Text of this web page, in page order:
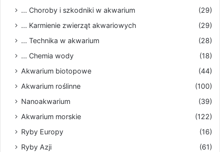
... Choroby i szkodniki w akwarium
(29)
... Karmienie zwierząt akwariowych
(29)
... Technika w akwarium
(28)
... Chemia wody
(18)
Akwarium biotopowe
(44)
Akwarium roślinne
(100)
Nanoakwarium
(39)
Akwarium morskie
(122)
Ryby Europy
(16)
Ryby Azji
(61)